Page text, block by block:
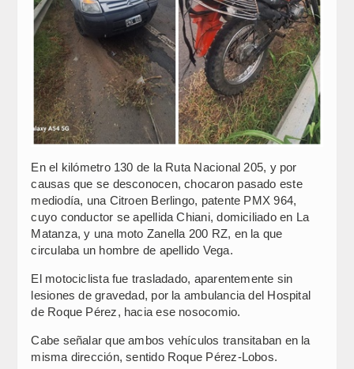
En el kilómetro 130 de la Ruta Nacional 205, y por
causas que se desconocen, chocaron pasado este
mediodía, una Citroen Berlingo, patente PMX 964,
cuyo conductor se apellida Chiani, domiciliado en La
Matanza, y una moto Zanella 200 RZ, en la que
circulaba un hombre de apellido Vega.
El motociclista fue trasladado, aparentemente sin
lesiones de gravedad, por la ambulancia del Hospital
de Roque Pérez, hacia ese nosocomio.
Cabe señalar que ambos vehículos transitaban en la
misma dirección, sentido Roque Pérez-Lobos.